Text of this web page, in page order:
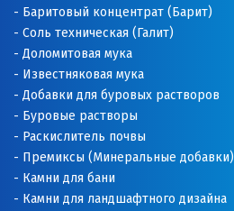
Баритовый концентрат (Барит)
Соль техническая (Галит)
Доломитовая мука
Известняковая мука
Добавки для буровых растворов
Буровые растворы
Раскислитель почвы
Премиксы (Минеральные добавки)
Камни для бани
Камни для ландшафтного дизайна